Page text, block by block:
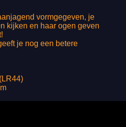
vormgegeven, je
kijken en haar ogen geven
je nog een betere